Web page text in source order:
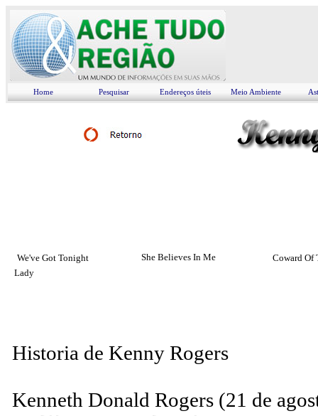
Home Pesquisar Endereços úteis Meio Ambiente
We've Got Tonight She Believes In Me
Coward Of
Lady
Historia de Kenny Rogers
Kenneth Donald Rogers (21 de